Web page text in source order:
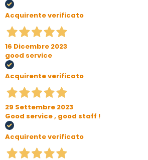
Acquirente verificato
16 Dicembre 2023
good service
Acquirente verificato
29 Settembre 2023
Good service , good staff !
Acquirente verificato